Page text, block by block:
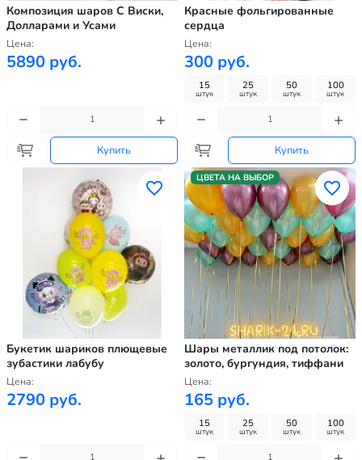
Композиция шаров С Виски,
Долларами и Усами
Цена:
5890 руб.
Купить
Красные фольгированные
сердца
Цена:
300 руб.
15
штук
25
штук
50
штук
100
штук
Купить
Букетик шариков плющевые
зубастики лабубу
Цена:
2790 руб.
ЦВЕТА НА ВЫБОР
Шары металлик под потолок:
золото, бургундия, тиффани
Цена:
165 руб.
15
штук
25
штук
50
штук
100
штук